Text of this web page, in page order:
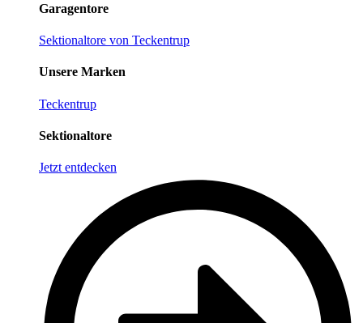
Garagentore
Sektionaltore von Teckentrup
Unsere Marken
Teckentrup
Sektionaltore
Jetzt entdecken